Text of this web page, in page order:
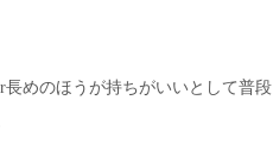
めのほうが持ちがいいとして普段